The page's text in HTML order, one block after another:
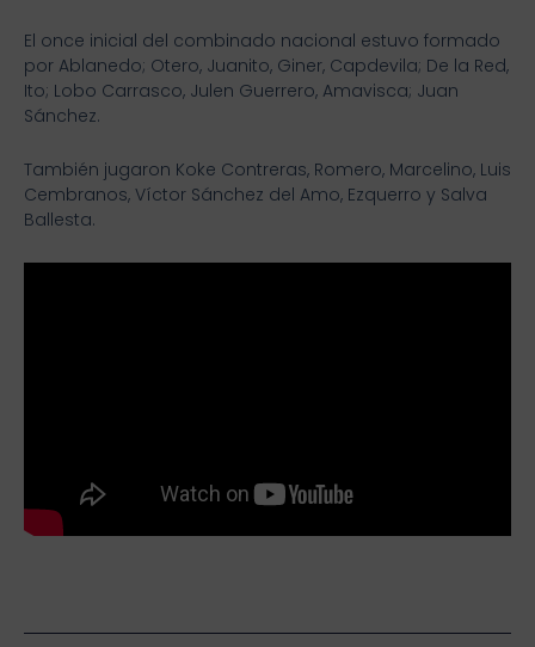
El once inicial del combinado nacional estuvo formado
por Ablanedo; Otero, Juanito, Giner, Capdevila; De la Red,
Ito; Lobo Carrasco, Julen Guerrero, Amavisca; Juan
Sánchez.
También jugaron Koke Contreras, Romero, Marcelino, Luis
Cembranos, Víctor Sánchez del Amo, Ezquerro y Salva
Ballesta.